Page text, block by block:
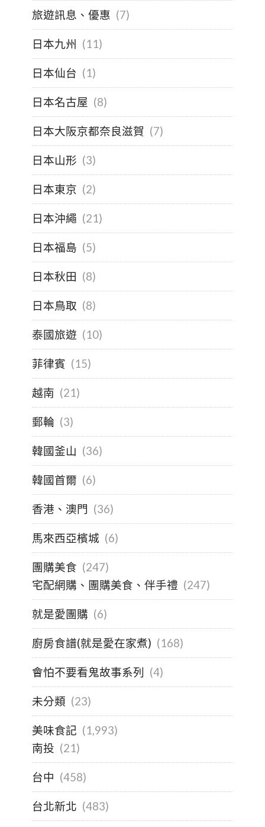
旅遊訊息、優惠 (7)
日本九州 (11)
日本仙台 (1)
日本名古屋 (8)
日本大阪京都奈良滋賀 (7)
日本山形 (3)
日本東京 (2)
日本沖繩 (21)
日本福島 (5)
日本秋田 (8)
日本鳥取 (8)
泰國旅遊 (10)
菲律賓 (15)
越南 (21)
郵輪 (3)
韓國釜山 (36)
韓國首爾 (6)
香港、澳門 (36)
馬來西亞檳城 (6)
團購美食 (247)
宅配網購、團購美食、伴手禮 (247)
就是愛團購 (6)
廚房食譜(就是愛在家煮) (168)
會怕不要看鬼故事系列 (4)
未分類 (23)
美味食記 (1,993)
南投 (21)
台中 (458)
台北新北 (483)